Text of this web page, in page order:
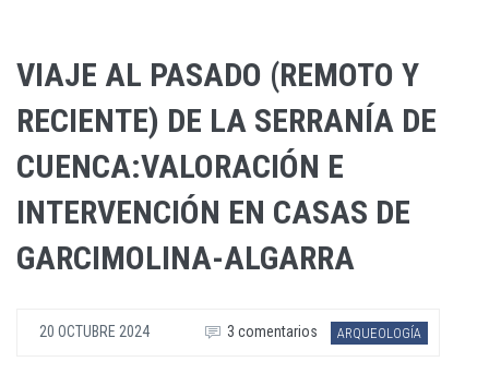
VIAJE AL PASADO (REMOTO Y
RECIENTE) DE LA SERRANÍA DE
CUENCA:VALORACIÓN E
INTERVENCIÓN EN CASAS DE
GARCIMOLINA-ALGARRA
20 OCTUBRE 2024 ARQUEOLOGÍA
3 comentarios